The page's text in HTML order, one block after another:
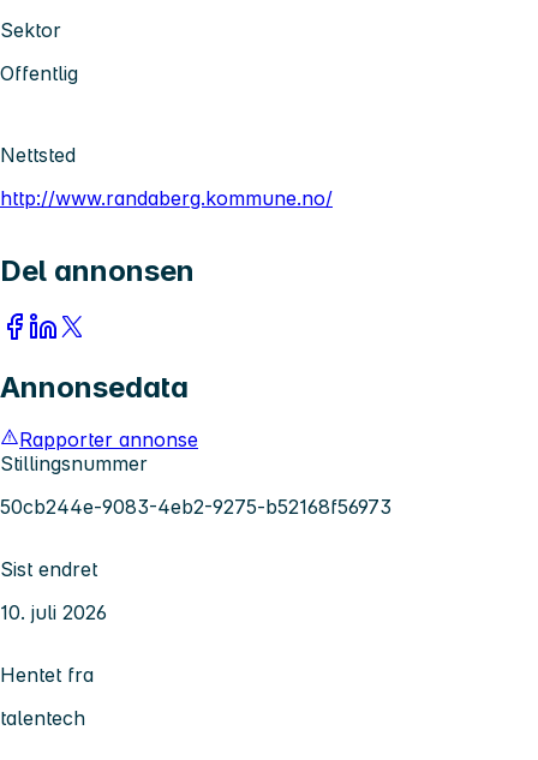
Sektor
Offentlig
Nettsted
http://www.randaberg.kommune.no/
Del annonsen
Annonsedata
Rapporter annonse
Stillingsnummer
50cb244e-9083-4eb2-9275-b52168f56973
Sist endret
10. juli 2026
Hentet fra
talentech